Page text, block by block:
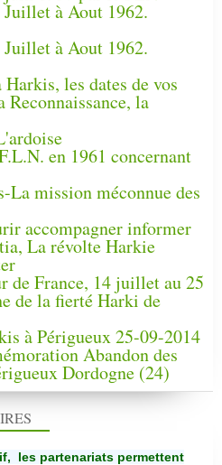
à Aout 1962.
à Aout 1962.
les dates de vos
Reconnaissance, la
en 1961 concernant
La mission méconnue des
accompagner informer
La révolte Harkie
de France, 14 juillet au 25
de la fierté Harki de
à Périgueux 25-09-2014
Abandon des
Dordogne (24)
les partenariats permettent